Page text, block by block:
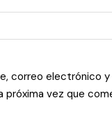
correo electrónico
próxima vez que